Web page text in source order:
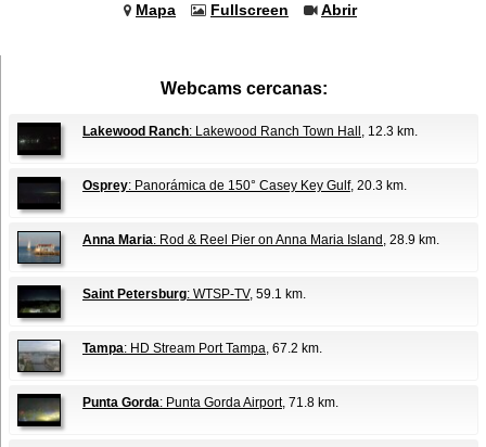
Mapa Fullscreen Abrir
Webcams cercanas:
Lakewood Ranch: Lakewood Ranch Town Hall , 12.3 km.
Osprey: Panorámica de 150° Casey Key Gulf, 20.3 km.
Anna Maria: Rod & Reel Pier on Anna Maria Island , 28.9 km.
Saint Petersburg: WTSP-TV, 59.1 km.
Tampa: HD Stream Port Tampa, 67.2 km.
Punta Gorda: Punta Gorda Airport, 71.8 km.